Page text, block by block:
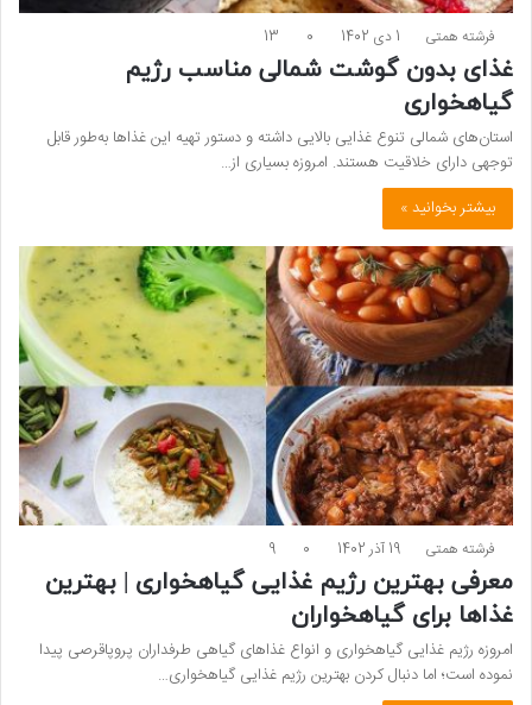
فرشته همتی 1 دی 1402 0
13
غذای بدون گوشت شمالی مناسب رژیم
گیاهخواری
استان‌های شمالی تنوع غذایی بالایی داشته و دستور تهیه این غذاها به‌طور قابل
توجهی دارای خلاقیت هستند. امروزه بسیاری از…
بیشتر بخوانید »
فرشته همتی 19 آذر 1402 0
9
معرفی بهترین رژیم غذایی گیاهخواری | بهترین
غذاها برای گیاهخواران
امروزه رژیم غذایی گیاهخواری و انواع غذاهای گیاهی طرفداران پروپاقرصی پیدا
نموده است؛ اما دنبال کردن بهترین رژیم غذایی گیاهخواری…